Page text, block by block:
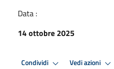
Data :
14 ottobre 2025
Condividi Vedi azioni